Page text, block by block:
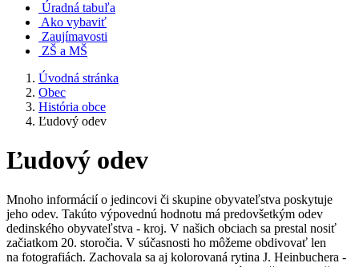
Úradná tabuľa
Ako vybaviť
Zaujímavosti
ZŠ a MŠ
Úvodná stránka
Obec
História obce
Ľudový odev
Ľudový odev
Mnoho informácií o jedincovi či skupine obyvateľstva poskytuje
jeho odev. Takúto výpovednú hodnotu má predovšetkým odev
dedinského obyvateľstva - kroj. V našich obciach sa prestal nosiť
začiatkom 20. storočia. V súčasnosti ho môžeme obdivovať len
na fotografiách. Zachovala sa aj kolorovaná rytina J. Heinbuchera -